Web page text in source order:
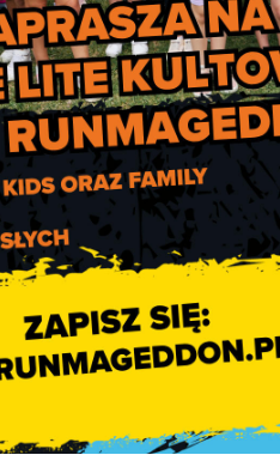
Relacja z
Rodzinnego